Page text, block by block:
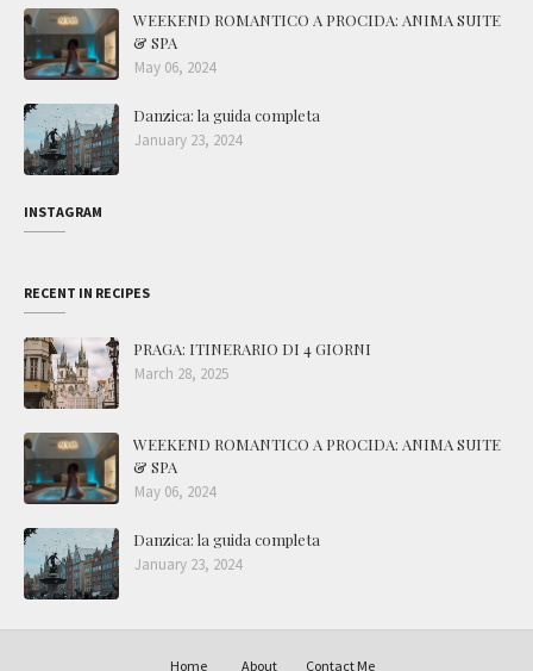
WEEKEND ROMANTICO A PROCIDA: ANIMA SUITE
& SPA
May 06, 2024
Danzica: la guida completa
January 23, 2024
INSTAGRAM
RECENT IN RECIPES
PRAGA: ITINERARIO DI 4 GIORNI
March 28, 2025
WEEKEND ROMANTICO A PROCIDA: ANIMA SUITE
& SPA
May 06, 2024
Danzica: la guida completa
January 23, 2024
Home About Contact Me